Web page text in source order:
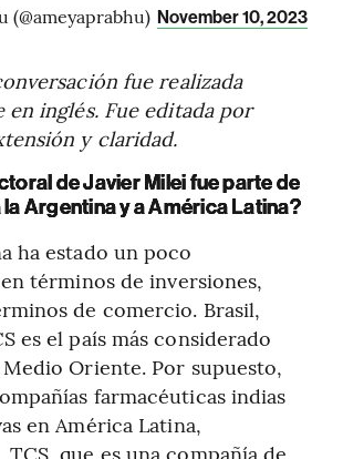
(@ameyaprabhu) November 10, 2023
fue realizada
inglés. Fue editada por
y claridad.
de Javier Milei fue parte de
Argentina y a América Latina?
ha estado un poco
términos de inversiones,
de comercio. Brasil,
es el país más considerado
Oriente. Por supuesto,
farmacéuticas indias
en América Latina,
que es una compañía de